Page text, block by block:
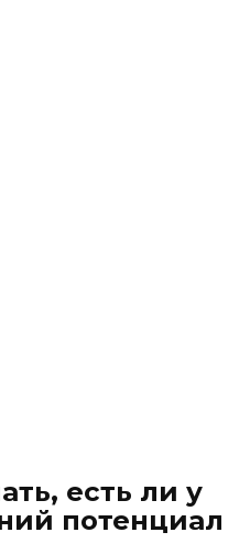
есть ли у
потенциал